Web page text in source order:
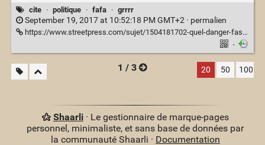
cite · politique · fafa · grrrr
September 19, 2017 at 10:52:18 PM GMT+2 · permalien
https://www.streetpress.com/sujet/1504181702-quel-danger-fasciste-en-france
·
1 / 3
20 50 100
Shaarli· Le gestionnaire de marque-pages
personnel, minimaliste, et sans base de données par
la communauté Shaarli · Documentation